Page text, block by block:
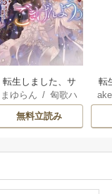
転生しました、サ
ラナ・キンジェで
す。ごきげんよ
う。
まゆらん /匈歌ハ
トリ
無料立読み
転
帝